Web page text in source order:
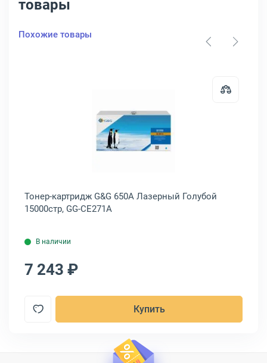
товары
Похожие товары
HP Inc. 650A Лазерный Пурпурный 15000стр, CE273A
Открыть товар: Тонер-картридж
Тонер-картридж G&G 650A Лазерный Голубой
15000стр, GG-CE271A
В наличии
7 243 ₽
Купить